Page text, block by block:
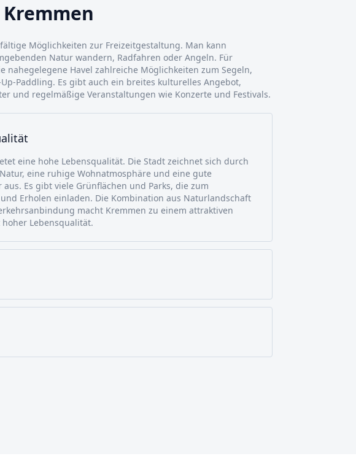
Möglichkeiten zur Freizeitgestaltung. Man kann
Natur wandern, Radfahren oder Angeln. Für
nahegelegene Havel zahlreiche Möglichkeiten zum Segeln,
Paddling. Es gibt auch ein breites kulturelles Angebot,
und regelmäßige Veranstaltungen wie Konzerte und Festivals.
eine hohe Lebensqualität. Die Stadt zeichnet sich durch
eine ruhige Wohnatmosphäre und eine gute
Es gibt viele Grünflächen und Parks, die zum
Erholen einladen. Die Kombination aus Naturlandschaft
macht Kremmen zu einem attraktiven
Lebensqualität.